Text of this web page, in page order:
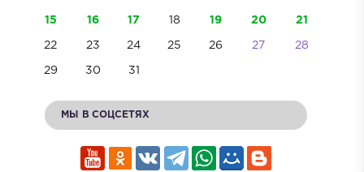
15 16 17 18 19 20 21
22 23 24 25 26 27 28
29 30 31
МЫ В СОЦСЕТЯХ